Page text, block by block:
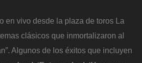
en vivo desde la plaza de toros La
clásicos que inmortalizaron al
Algunos de los éxitos que incluyen